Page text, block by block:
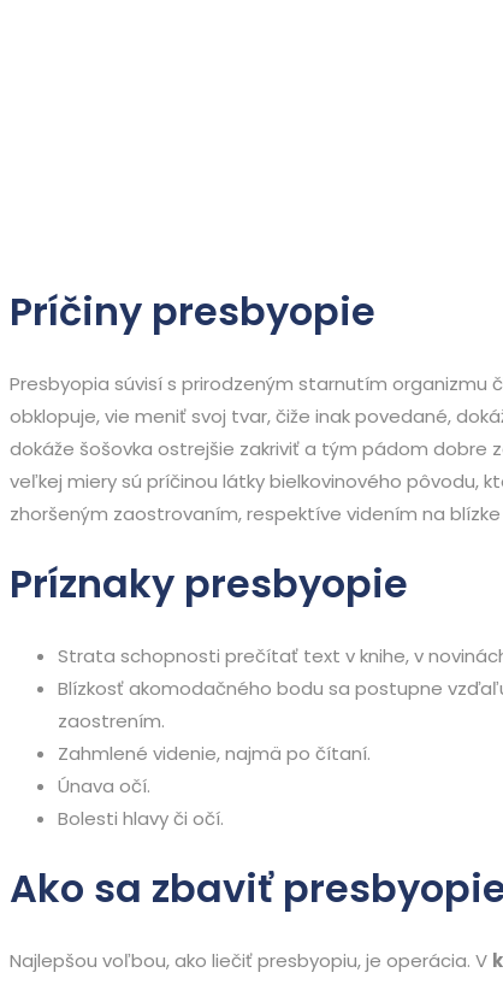
Príčiny presbyopie
Presbyopia súvisí s prirodzeným starnutím organizmu
obklopuje, vie meniť svoj tvar, čiže inak povedané,
dokáže šošovka ostrejšie zakriviť a tým pádom dobre
veľkej miery sú príčinou látky bielkovinového pôvodu,
zhoršeným zaostrovaním, respektíve videním na
Príznaky presbyopie
Strata schopnosti prečítať text v knihe, v
Blízkosť akomodačného bodu sa postupne
zaostrením.
Zahmlené videnie, najmä po čítaní.
Únava očí.
Bolesti hlavy či očí.
Ako sa zbaviť
Najlepšou voľbou, ako liečiť presbyopiu, je operácia. V